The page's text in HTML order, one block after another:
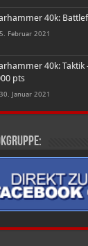
40k:
5. Februar 2021
40k:
pts
30. Januar 2021